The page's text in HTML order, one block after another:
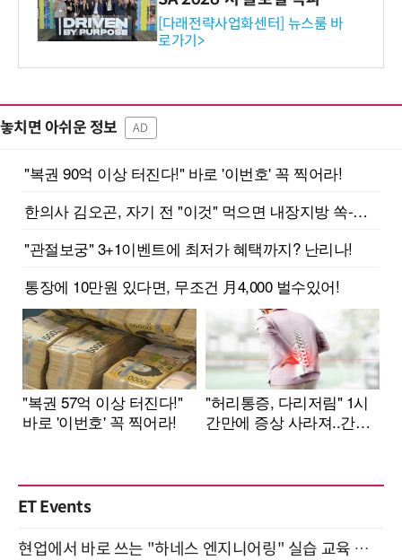
와의 비즈니스 미팅 지원…K
-바이오 해외 진출 교두보 확
보
[다래전략사업화센터] 뉴스룸 바
로가기>
놓치면 아쉬운 정보 AD
ET Events
현업에서 바로 쓰는 "하네스 엔지니어링" 실습 교육 워크숍 8월 20일 개최